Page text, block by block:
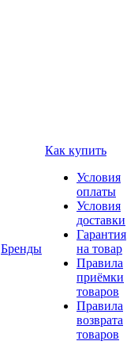
Бренды
Как купить
Условия
оплаты
Условия
доставки
Гарантия
на товар
Правила
приёмки
товаров
Правила
возврата
товаров